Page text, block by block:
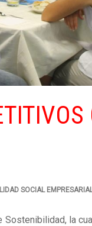
SOCIAL
la